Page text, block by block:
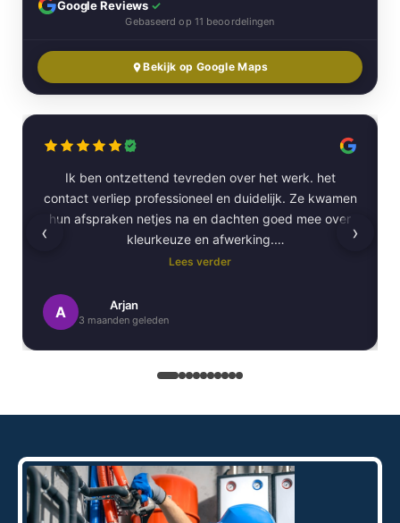
Google Reviews ✓
Gebaseerd op 11 beoordelingen
Bekijk op Google Maps
Ik ben ontzettend tevreden over het werk. het
contact verliep professioneel en duidelijk. Ze kwamen
hun afspraken netjes na en dachten goed mee over
kleurkeuze en afwerking.
uitgevoerd. Alles is strak afgewerkt en ze werkten
netjes en zorgvuldig, met oog voor detail. .
Lees verder
A Arjan
3 maanden geleden
‹ ›